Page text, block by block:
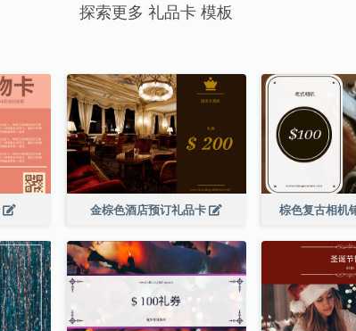
探索更多 礼品卡 模板
金棕色酒店预订礼品卡 棕色复古相机